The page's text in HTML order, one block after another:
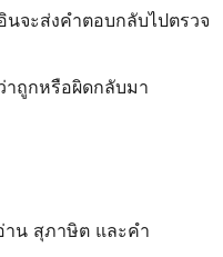
จะส่งคำตอบกลับไปตรวจ
าถูกหรือผิดกลับมา
าน สุภาษิต และคำ